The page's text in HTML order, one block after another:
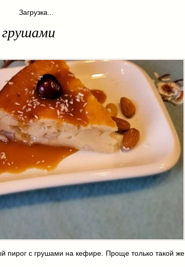
Загрузка...
грушами
пирог с грушами на кефире. Проще только такой же